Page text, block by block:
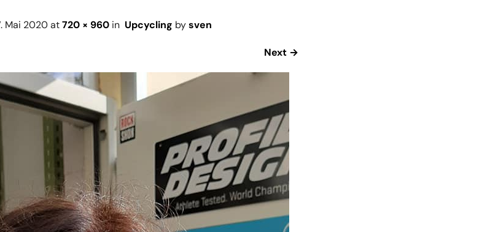
Mai 2020at720 × 960in Upcycling bysven
Next →